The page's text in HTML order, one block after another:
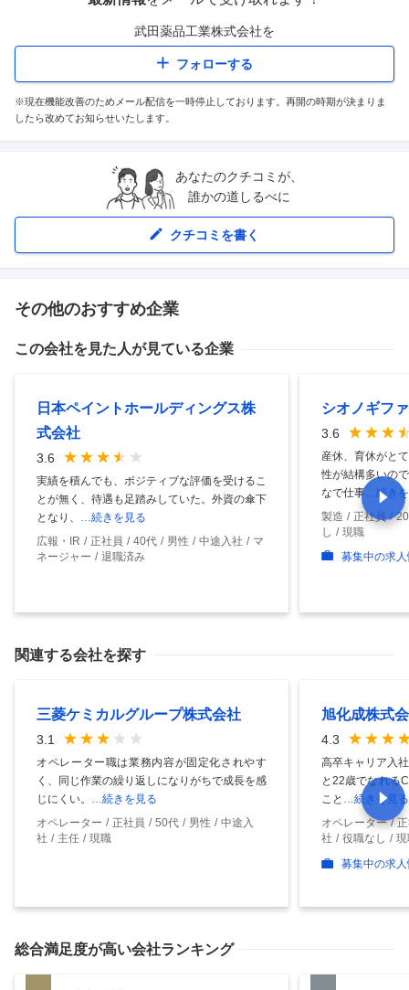
武田薬品工業株式会社を
フォローする
※現在機能改善のためメール配信を一時停止しております。再開の時期が決まりま
したら改めてお知らせいたします。
あなたのクチコミが、
誰かの道しるべに
クチコミを書く
その他のおすすめ企業
この会社を見た人が見ている企業
日本ペイントホールディングス株
式会社
3.6
実績を積んでも、ポジティブな評価を受けるこ
とが無く、待遇も足踏みしていた。外資の傘下
となり、
…続きを見る
広報・IR
正社員 40代 男性 中途入社
マ
ネージャー
退職済み
シオノギフ
3.6
産休、育休がと
性が結構多いの
なで仕事 …続き
製造
正社員
し
現職
募集中の求
関連する会社を探す
三菱ケミカルグループ株式会社
3.1
オペレーター職は業務内容が固定化されやす
く、同じ作業の繰り返しになりがちで成長を感
じにくい。
…続きを見る
オペレーター
正社員 50代 男性
中途入
社
主任 現職
旭化成株式
4.3
高卒キャリア入
と22歳でなれる
こと
…続きを見る
オペレーター
社
役職なし
募集中の求
総合満足度が高い会社ランキング